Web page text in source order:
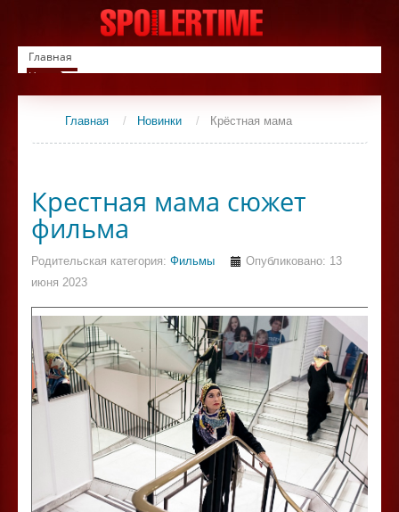
Главная
Новинки
Список фильмов
СериалыГлавная / Новинки / Крёстная мама
Крестная мама сюжет
фильма
Родительская категория: Фильмы
Опубликовано: 13
июня 2023